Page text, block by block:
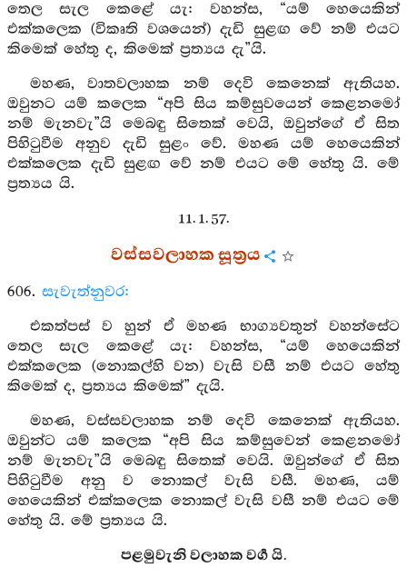
තෙල සැල කෙළේ යැ: වහන්ස, “යම් හෙයෙකින්
එක්කලෙක (විකෘති වශයෙන්) දැඩි සුළඟ වේ නම් එයට
කිමෙක් හේතු ද, කිමෙක් ප්‍රත්‍යය දැ”යි.
මහණ, වාතවලාහක නම් දෙවි කෙනෙක් ඇතියහ.
ඔවුනට යම් කලෙක “අපි සිය කම්සුවයෙන් කෙළනමෝ
නම් මැනවැ”යි මෙබඳු සිතෙක් වෙයි, ඔවුන්ගේ ඒ සිත
පිහිටුවීම අනුව දැඩි සුළං වේ. මහණ යම් හෙයෙකින්
එක්කලෙක දැඩි සුළඟ වේ නම් එයට මේ හේතු යි. මේ
ප්‍රත්‍යය යි.
11. 1. 57.
වස්සවලාහක සූත්‍රය
606. සැවැත්නුවර:
එකත්පස් ව හුන් ඒ මහණ භාග්‍යවතුන් වහන්සේට
තෙල සැල කෙළේ යැ: වහන්ස, “යම් හෙයෙකින්
එක්කලෙක (නොකල්හි වන) වැසි වසී නම් එයට හේතු
කිමෙක් ද, ප්‍රත්‍යය කිමෙක්” දැයි.
මහණ, වස්සවලාහක නම් දෙවි කෙනෙක් ඇතියහ.
ඔවුන්ට යම් කලෙක “අපි සිය කම්සුවෙන් කෙළනමෝ
නම් මැනවැ”යි මෙබඳු සිතෙක් වෙයි. ඔවුන්ගේ ඒ සිත
පිහිටුවීම අනු ව නොකල් වැසි වසී. මහණ, යම්
හෙයෙකින් එක්කලෙක නොකල් වැසි වසී නම් එයට මේ
හේතු යි. මේ ප්‍රත්‍යය යි.
පළමුවැනි වලාහක වර්‍ග යි.